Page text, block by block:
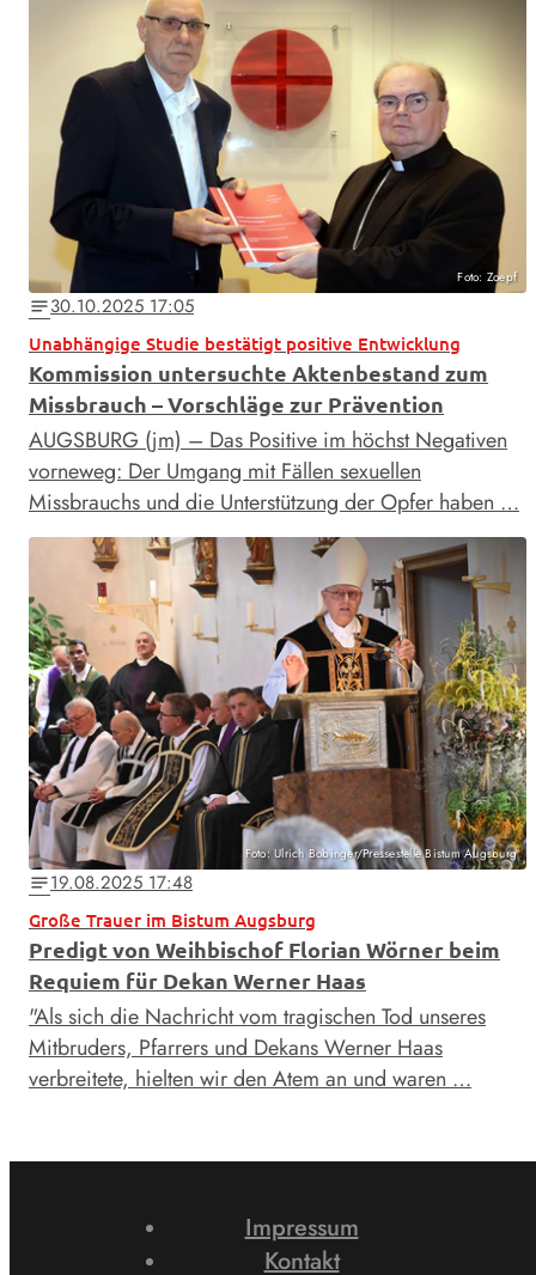
Foto: Zoepf
notes30.10.2025 17:05
Unabhängige Studie bestätigt positive Entwicklung
Kommission untersuchte Aktenbestand zum
Missbrauch – Vorschläge zur Prävention
AUGSBURG (jm) – Das Positive im höchst Negativen
vorneweg: Der Umgang mit Fällen sexuellen
Missbrauchs und die Unterstützung der Opfer haben …
Foto: Ulrich Bobinger/Pressestelle Bistum Augsburg
notes19.08.2025 17:48
Große Trauer im Bistum Augsburg
Predigt von Weihbischof Florian Wörner beim
Requiem für Dekan Werner Haas
"Als sich die Nachricht vom tragischen Tod unseres
Mitbruders, Pfarrers und Dekans Werner Haas
verbreitete, hielten wir den Atem an und waren …
Impressum
Kontakt